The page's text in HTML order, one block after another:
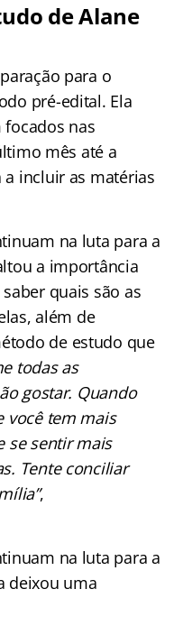
de Alane
para o
pré-edital. Ela
focados nas
mês até a
incluir as matérias
na luta para a
a importância
quais são as
além de
de estudo que
todas as
gostar. Quando
você tem mais
se sentir mais
Tente conciliar
,
na luta para a
deixou uma